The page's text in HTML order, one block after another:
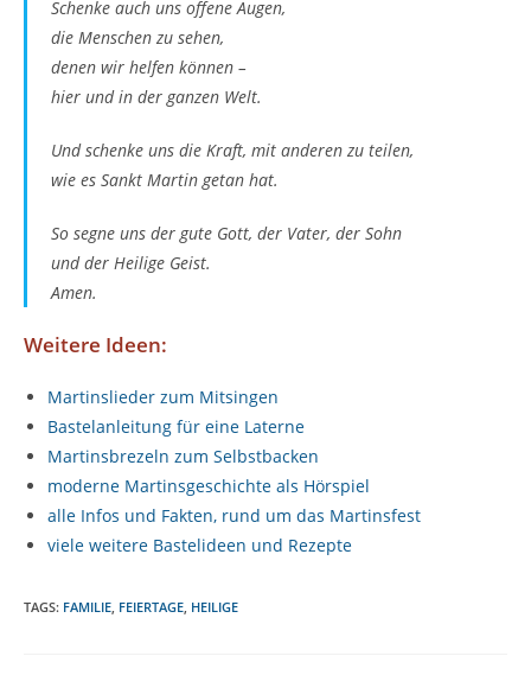
Schenke auch uns offene Augen,
die Menschen zu sehen,
denen wir helfen können –
hier und in der ganzen Welt.
Und schenke uns die Kraft, mit anderen zu teilen,
wie es Sankt Martin getan hat.
So segne uns der gute Gott, der Vater, der Sohn
und der Heilige Geist.
Amen.
Weitere Ideen:
Martinslieder zum Mitsingen
Bastelanleitung für eine Laterne
Martinsbrezeln zum Selbstbacken
moderne Martinsgeschichte als Hörspiel
alle Infos und Fakten, rund um das Martinsfest
viele weitere Bastelideen und Rezepte
TAGS: FAMILIE FEIERTAGE HEILIGE